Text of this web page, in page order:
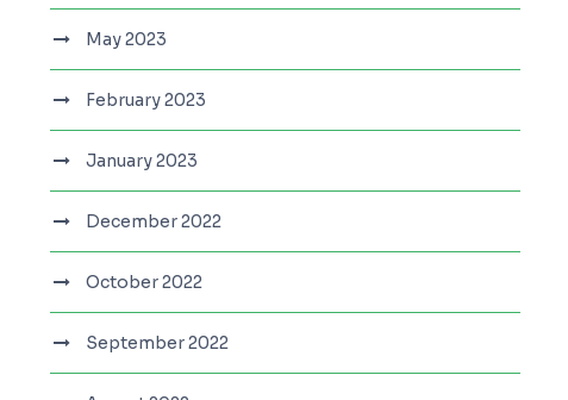
May 2023
February 2023
January 2023
December 2022
October 2022
September 2022